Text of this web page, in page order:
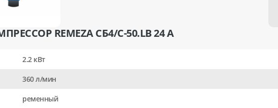
REMEZA СБ4/С-50.LB 24 A
2.2 кВт
360 л/мин
ременный